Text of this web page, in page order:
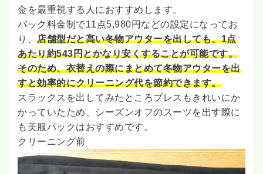
金を最重視する人におすすめします。
パック料金制で11点5,980円などの設定になってお
り、 店舗型だと高い冬物アウターを出しても、1点
あたり約543円とかなり安くすることが可能です。
そのため、衣替えの際にまとめて冬物アウターを出
すと効率的にクリーニング代を節約できます。
スラックスを出してみたところプレスもきれいにか
かっていたため、シーズンオフのスーツを出す際に
も美服パックはおすすめです。
クリーニング前